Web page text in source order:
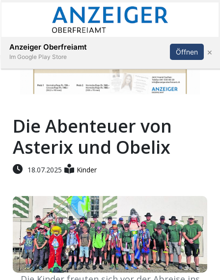
Veranstaltungen
Stellen
App
Abonnieren Anmelden
Die Abenteuer von
Asterix und Obelix
18.07.2025 Kinder
Anzeiger Oberfreiamt
Im Google Play Store
Öffnen ×